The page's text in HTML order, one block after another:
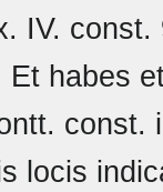
IV. const.
Et habes
const.
locis